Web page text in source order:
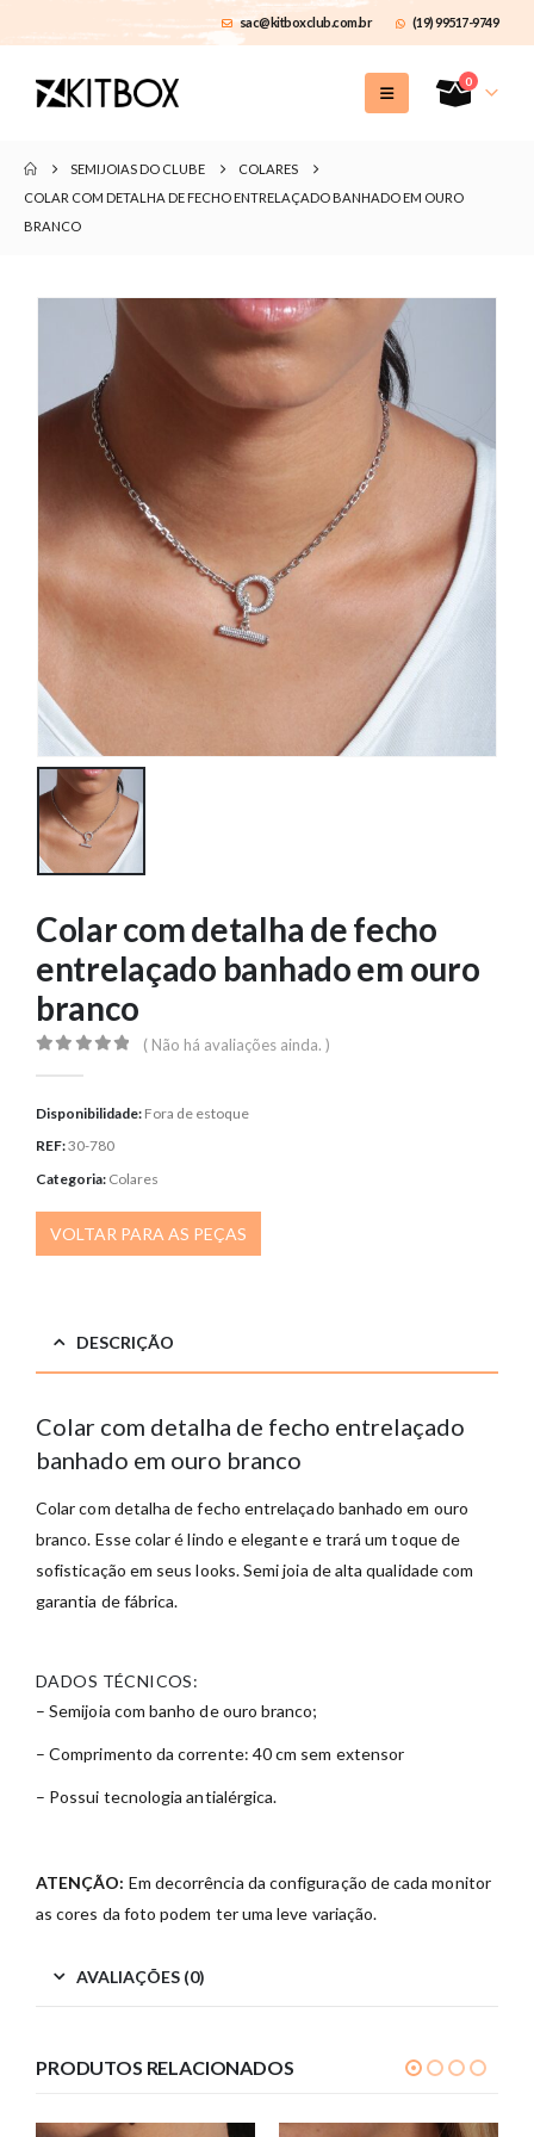
sac@kitboxclub.com.br (19) 99517-9749
0
SEMIJOIAS DO CLUBE
COLARES
COLAR COM DETALHA DE FECHO ENTRELAÇADO BANHADO EM OURO
BRANCO
Colar com detalha de fecho
entrelaçado banhado em ouro
branco
( Não há avaliações ainda. )
Disponibilidade: Fora de estoque
REF:30-780
Categoria: Colares
VOLTAR PARA AS PEÇAS
DESCRIÇÃO
Colar com detalha de fecho entrelaçado
banhado em ouro branco
Colar com detalha de fecho entrelaçado banhado em ouro
branco. Esse colar é lindo e elegante e trará um toque de
sofisticação em seus looks. Semi joia de alta qualidade com
garantia de fábrica.
DADOS TÉCNICOS:
– Semijoia com banho de ouro branco;
– Comprimento da corrente: 40 cm sem extensor
– Possui tecnologia antialérgica.
ATENÇÃO: Em decorrência da configuração de cada monitor
as cores da foto podem ter uma leve variação.
AVALIAÇÕES (0)
PRODUTOS RELACIONADOS